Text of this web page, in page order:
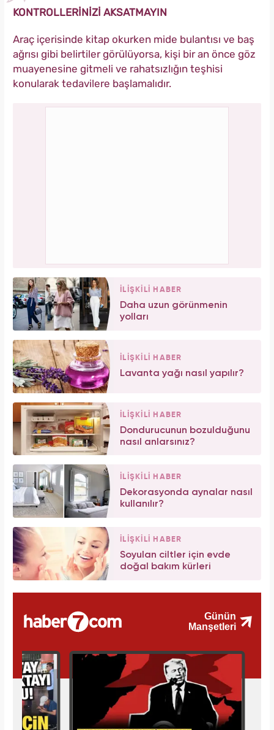
KONTROLLERİNİZİ AKSATMAYIN
Araç içerisinde kitap okurken mide bulantısı ve baş
ağrısı gibi belirtiler görülüyorsa, kişi bir an önce göz
muayenesine gitmeli ve rahatsızlığın teşhisi
konularak tedavilere başlamalıdır.
İLİŞKİLİ HABER
Daha uzun görünmenin
yolları
İLİŞKİLİ HABER
Lavanta yağı nasıl yapılır?
İLİŞKİLİ HABER
Dondurucunun bozulduğunu
nasıl anlarsınız?
İLİŞKİLİ HABER
Dekorasyonda aynalar nasıl
kullanılır?
İLİŞKİLİ HABER
Soyulan ciltler için evde
doğal bakım kürleri